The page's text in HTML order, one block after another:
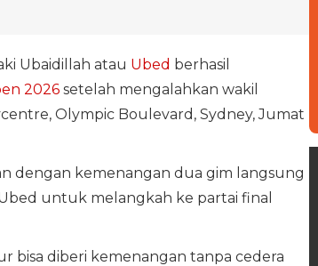
Ubaidillah atau Ubed berhasil
2026setelah mengalahkan wakil
Olympic Boulevard, Sydney, Jumat
dengan kemenangan dua gim langsung
untuk melangkah ke partai final
bisa diberi kemenangan tanpa cedera